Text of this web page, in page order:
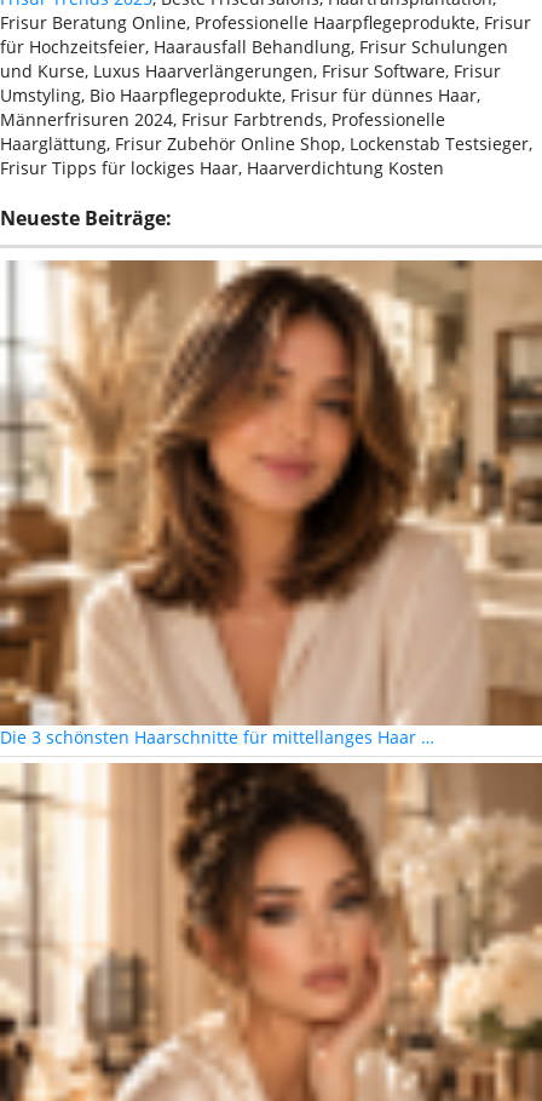
Frisur Beratung Online, Professionelle Haarpflegeprodukte, Frisur
für Hochzeitsfeier, Haarausfall Behandlung, Frisur Schulungen
und Kurse, Luxus Haarverlängerungen, Frisur Software, Frisur
Umstyling, Bio Haarpflegeprodukte, Frisur für dünnes Haar,
Männerfrisuren 2024, Frisur Farbtrends, Professionelle
Haarglättung, Frisur Zubehör Online Shop, Lockenstab Testsieger,
Frisur Tipps für lockiges Haar, Haarverdichtung Kosten
Neueste Beiträge:
Die 3 schönsten Haarschnitte für mittellanges Haar …